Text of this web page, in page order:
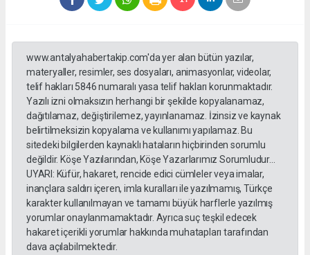
www.antalyahabertakip.com'da yer alan bütün yazılar,
materyaller, resimler, ses dosyaları, animasyonlar, videolar,
telif hakları 5846 numaralı yasa telif hakları korunmaktadır.
Yazılı izni olmaksızın herhangi bir şekilde kopyalanamaz,
dağıtılamaz, değiştirilemez, yayınlanamaz. İzinsiz ve kaynak
belirtilmeksizin kopyalama ve kullanımı yapılamaz. Bu
sitedeki bilgilerden kaynaklı hataların hiçbirinden sorumlu
değildir. Köşe Yazılarından, Köşe Yazarlarımız Sorumludur...
UYARI: Küfür, hakaret, rencide edici cümleler veya imalar,
inançlara saldırı içeren, imla kuralları ile yazılmamış, Türkçe
karakter kullanılmayan ve tamamı büyük harflerle yazılmış
yorumlar onaylanmamaktadır. Ayrıca suç teşkil edecek
hakaret içerikli yorumlar hakkında muhatapları tarafından
dava açılabilmektedir.